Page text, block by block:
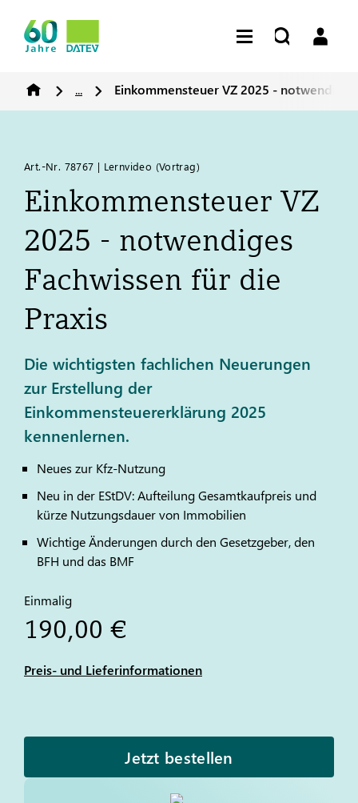
... Einkommensteuer VZ 2025 -
Art.-Nr. 78767 | Lernvideo (Vortrag)
Einkommensteuer VZ
2025 - notwendiges
Fachwissen für die
Praxis
Die wichtigsten fachlichen Neuerungen
zur Erstellung der
Einkommensteuererklärung 2025
kennenlernen.
Neues zur Kfz-Nutzung
Neu in der EStDV: Aufteilung Gesamtkaufpreis und
kürze Nutzungsdauer von Immobilien
Wichtige Änderungen durch den Gesetzgeber, den
BFH und das BMF
Einmalig
190,00 €
Preis- und Lieferinformationen
Jetzt bestellen